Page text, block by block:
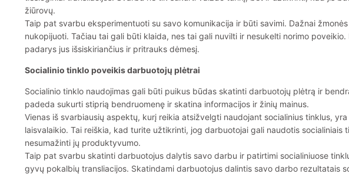
žiūrovų.
Taip pat svarbu eksperimentuoti su savo komunikacija ir būti savimi. Dažnai
nukopijuoti. Tačiau tai gali būti klaida, nes tai gali nuvilti ir nesukelti norimo
padarys jus išsiskiriančius ir pritrauks dėmesį.
Socialinio tinklo poveikis darbuotojų plėtrai
Socialinio tinklo naudojimas gali būti puikus būdas skatinti darbuotojų plėtrą ir
padeda sukurti stiprią bendruomenę ir skatina informacijos ir žinių mainus.
Vienas iš svarbiausių aspektų, kurį reikia atsižvelgti naudojant socialinius tinklus,
laisvalaikio. Tai reiškia, kad turite užtikrinti, jog darbuotojai gali naudotis
nesumažinti jų produktyvumo.
Taip pat svarbu skatinti darbuotojus dalytis savo darbu ir patirtimi socialiniuose
gyvų pokalbių transliacijos. Skatindami darbuotojus dalintis savo darbo rezultatais